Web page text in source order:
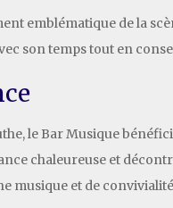
emblématique de la
son temps tout en
le Bar Musique
chaleureuse et
musique et de